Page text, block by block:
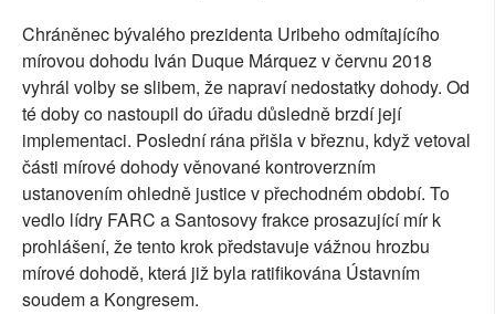
Chráněnec bývalého prezidenta Uribeho odmítajícího
mírovou dohodu Iván Duque Márquez v červnu 2018
vyhrál volby se slibem, že napraví nedostatky dohody. Od
té doby co nastoupil do úřadu důsledně brzdí její
implementaci. Poslední rána přišla v březnu, když vetoval
části mírové dohody věnované kontroverzním
ustanovením ohledně justice v přechodném období. To
vedlo lídry FARC a Santosovy frakce prosazující mír k
prohlášení, že tento krok představuje vážnou hrozbu
mírové dohodě, která již byla ratifikována Ústavním
soudem a Kongresem.